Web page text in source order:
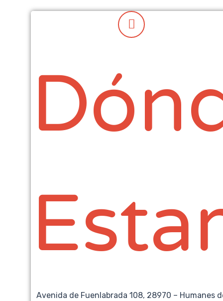
Avenida de Fuenlabrada 108, 28970 – Humanes